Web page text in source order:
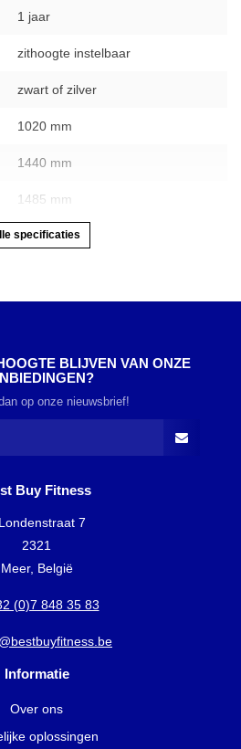
1 jaar
zithoogte instelbaar
zwart of zilver
1020 mm
1440 mm
1485 mm
specificaties
BLIJVEN VAN ONZE
op onze nieuwsbrief!
Buy Fitness
Londenstraat 7
2321
Meer, België
(0)7 848 35 83
Informatie
Over ons
oplossingen